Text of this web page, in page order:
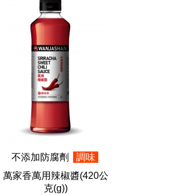
不添加防腐劑
調味
萬家香萬用辣椒醬(420公
克(g))